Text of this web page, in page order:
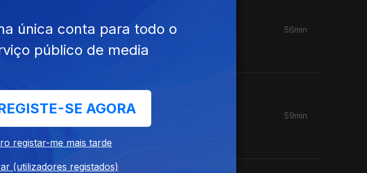
também importante trabalho no
56min
orquestral, música vocal,
59min
única conta para todo o
público de media
SE AGORA
registar-me mais tarde
(utilizadores registados)